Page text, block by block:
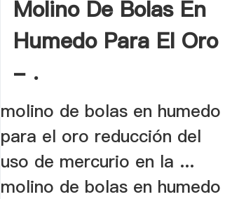
Molino De Bolas En
Humedo Para El Oro
- .
molino de bolas en humedo
para el oro reducción del
uso de mercurio en la ...
molino de bolas en humedo